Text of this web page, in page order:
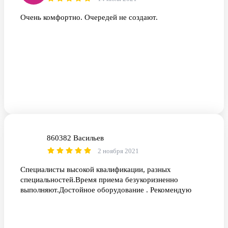
Очень комфортно. Очередей не создают.
860382 Васильев
2 ноября 2021
Специалисты высокой квалификации, разных
специальностей.Время приема безукоризненно
выполняют.Достойное оборудование . Рекомендую